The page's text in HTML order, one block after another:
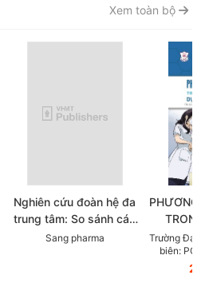
Xem toàn bộ
Nghiên cứu đoàn hệ đa
trung tâm: So sánh các
chẹn beta trong thực tế
Sang pharma
PHƯƠNG
KHOA
LỰC
giảng
Trường Đại
biên: